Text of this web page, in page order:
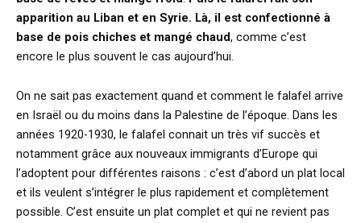
apparition au Liban et en Syrie. Là, il est confectionné à
base de pois chiches et mangé chaud, comme c’est
encore le plus souvent le cas aujourd’hui.
On ne sait pas exactement quand et comment le falafel arrive
en Israël ou du moins dans la Palestine de l’époque. Dans les
années 1920-1930, le falafel connait un très vif succès et
notamment grâce aux nouveaux immigrants d’Europe qui
l’adoptent pour différentes raisons : c’est d’abord un plat local
et ils veulent s’intégrer le plus rapidement et complètement
possible. C’est ensuite un plat complet et qui ne revient pas